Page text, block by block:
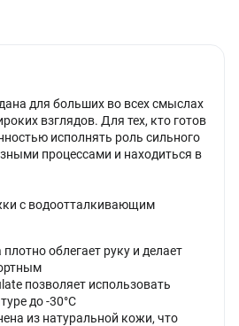
для больших во всех смыслах
взглядов. Для тех, кто готов
исполнять роль сильного
процессами и находиться в
с водоотталкивающим
облегает руку и делает
позволяет использовать
до -30°С
из натуральной кожи, что